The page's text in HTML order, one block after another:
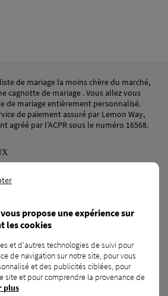
de mariage la moins chère du marché,
cagnotte de mariage . Vous allez vous
de mariage entièrement personnalisé.
de paiement assuré par Lemon Way,
agréé par l’ACPR sous le numéro 16568.
GÉNÉRALISTE ?
?
propose une expérience sur
les cookies
et d'autres technologies de suivi pour
de navigation sur notre site, pour vous
et des publicités ciblées, pour
site et pour comprendre la provenance de
plus